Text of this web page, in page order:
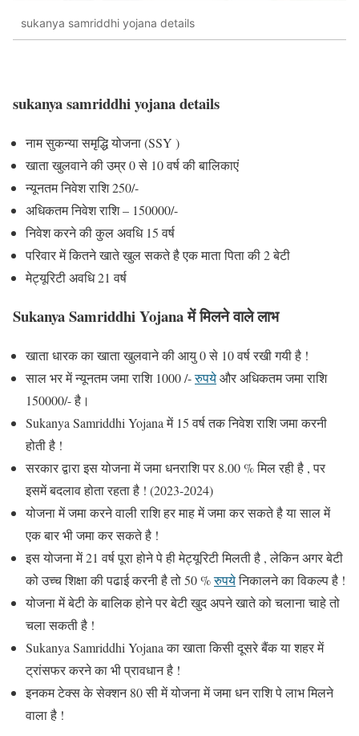
sukanya samriddhi yojana details
sukanya samriddhi yojana details
नाम सुकन्या समृद्धि योजना (SSY )
खाता खुलवाने की उम्र 0 से 10 वर्ष की बालिकाएं
न्यूनतम निवेश राशि 250/-
अधिकतम निवेश राशि – 150000/-
निवेश करने की कुल अवधि 15 वर्ष
परिवार में कितने खाते खुल सकते है एक माता पिता की 2 बेटी
मेट्यूरिटी अवधि 21 वर्ष
Sukanya Samriddhi Yojana में मिलने वाले लाभ
खाता धारक का खाता खुलवाने की आयु 0 से 10 वर्ष रखी गयी है !
साल भर में न्यूनतम जमा राशि 1000 /-रुपयेऔर अधिकतम जमा राशि
150000/- है।
Sukanya Samriddhi Yojana में 15 वर्ष तक निवेश राशि जमा करनी
होती है !
सरकार द्वारा इस योजना में जमा धनराशि पर 8.00 % मिल रही है , पर
इसमें बदलाव होता रहता है ! (2023-2024)
योजना में जमा करने वाली राशि हर माह में जमा कर सकते है या साल में
एक बार भी जमा कर सकते है !
इस योजना में 21 वर्ष पूरा होने पे ही मेट्यूरिटी मिलती है , लेकिन अगर बेटी
को उच्च शिक्षा की पढाई करनी है तो 50 %रुपयेनिकालने का विकल्प है !
योजना में बेटी के बालिक होने पर बेटी खुद अपने खाते को चलाना चाहे तो
चला सकती है !
Sukanya Samriddhi Yojana का खाता किसी दूसरे बैंक या शहर में
ट्रांसफर करने का भी प्रावधान है !
इनकम टेक्स के सेक्शन 80 सी में योजना में जमा धन राशि पे लाभ मिलने
वाला है !